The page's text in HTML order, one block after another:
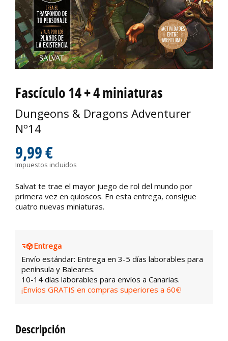
Fascículo 14 + 4 miniaturas
Dungeons & Dragons Adventurer
Nº14
9,99 €
Impuestos incluidos
Salvat te trae el mayor juego de rol del mundo por
primera vez en quioscos. En esta entrega, consigue
cuatro nuevas miniaturas.
Entrega
Envío estándar: Entrega en 3-5 días laborables para
península y Baleares.
10-14 días laborables para envíos a Canarias.
¡Envíos GRATIS en compras superiores a 60€!
Descripción